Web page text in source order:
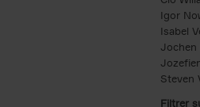
Igor
Isabel
Jochen
Steven
Filtrer